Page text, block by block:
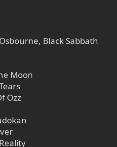
Black Sabbath
Moon
Ozz